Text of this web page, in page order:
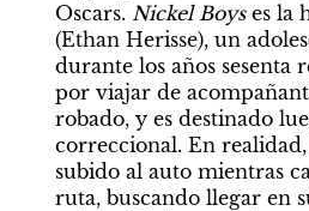
Oscars. Nickel Boys es la
(Ethan Herisse), un
durante los años sesenta
por viajar de
robado, y es destinado
correccional. En
subido al auto mientras
ruta, buscando llegar en